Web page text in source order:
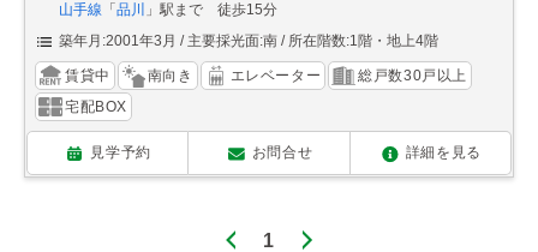
山手線 「 品川
」駅まで 徒歩15分
築年月:2001年3月
主要採光面:南 所在階数:1階・地上4階
賃貸中 南向き エレベーター
総戸数30戸以上
宅配BOX
見学予約 お問合せ 詳細を見る
1